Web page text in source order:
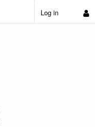
Log in